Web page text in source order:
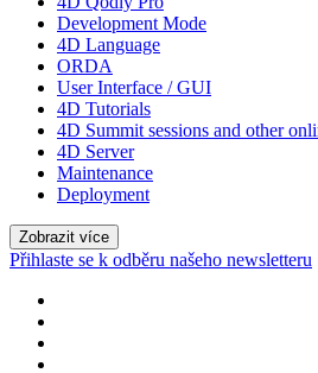
Development Mode
4D Language
ORDA
User Interface / GUI
4D Tutorials
4D Summit sessions and other
4D Server
Maintenance
Deployment
Zobrazit více
Přihlaste se k odběru našeho newsletteru